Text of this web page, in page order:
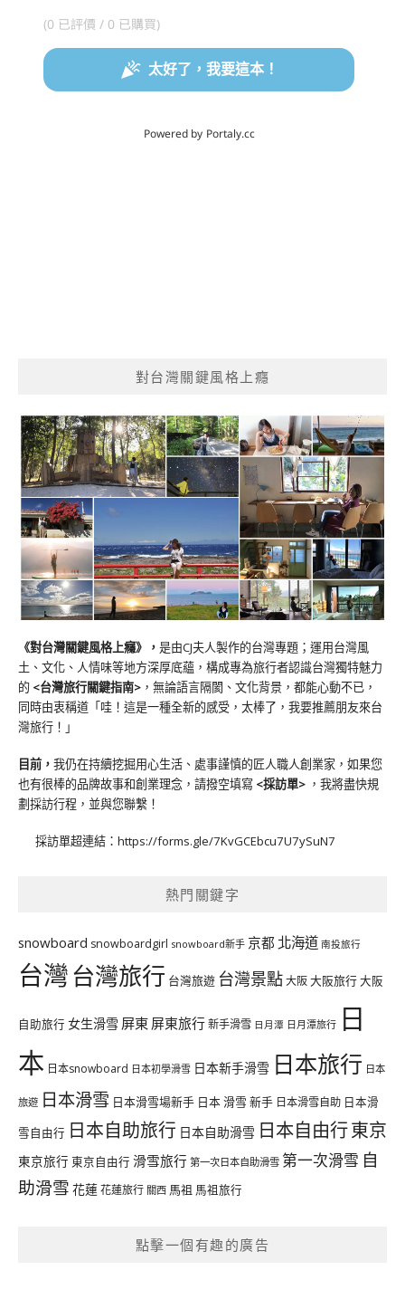
對台灣關鍵風格上癮
《對台灣關鍵風格上癮》 ， 是由CJ夫人製作的台灣專題；運用台灣風
土、文化、人情味等地方深厚底蘊，構成專為旅行者認識台灣獨特魅力
的 <台灣旅行關鍵指南> ，無論語言隔閡、文化背景，都能心動不已，
同時由衷稱道「哇！這是一種全新的感受，太棒了，我要推薦朋友來台
灣旅行！」
目前， 我仍在持續挖掘用心生活、處事謹慎的匠人職人創業家，如果您
也有很棒的品牌故事和創業理念，請撥空填寫 <採訪單> ，我將盡快規
劃採訪行程，並與您聯繫！
採訪單超連結： https://forms.gle/7KvGCEbcu7U7ySuN7
熱門關鍵字
snowboard snowboardgirl snowboard新手 京都 北海道 南投旅行
台灣台灣旅行 台灣旅遊 台灣景點大阪大阪旅行大阪
自助旅行 女生滑雪 屏東 屏東旅行新手滑雪 日月潭 日月潭旅行 日
本 日本snowboard 日本初學滑雪 日本新手滑雪 日本旅行 日本
旅遊 日本滑雪 日本滑雪場新手 日本 滑雪 新手 日本滑雪自助 日本滑
雪自由行 日本自助旅行 日本自助滑雪 日本自由行東京
東京旅行 東京自由行 滑雪旅行 第一次日本自助滑雪 第一次滑雪 自
助滑雪 花蓮花蓮旅行 關西 馬祖 馬祖旅行
點擊一個有趣的廣告